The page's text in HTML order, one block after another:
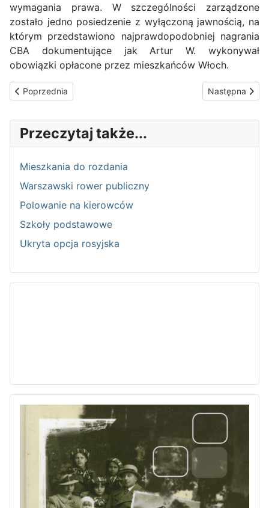
wymagania prawa. W szczególności zarządzone
zostało jedno posiedzenie z wyłączoną jawnością, na
którym przedstawiono najprawdopodobniej nagrania
CBA dokumentujące jak Artur W. wykonywał
obowiązki opłacone przez mieszkańców Włoch.
Poprzednia strona: Budżet obywatelski
Poprzednia Następna
Następna
Przeczytaj także...
Mieszkania do rozdania
Warszawski rower publiczny
Polowanie na kierowców
Szkoły podstawowe
Ukryta opcja rosyjska